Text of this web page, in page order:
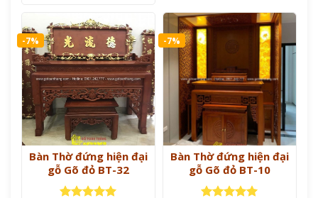
-7%
Bàn Thờ đứng hiện đại
gỗ Gõ đỏ BT-32
-7%
Bàn Thờ đứng hiện đại
gỗ Gõ đỏ BT-10